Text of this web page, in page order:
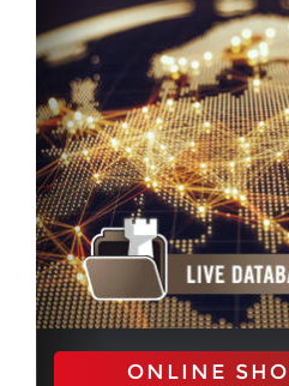
ONLINE